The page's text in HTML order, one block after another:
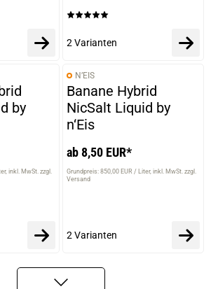
2 Varianten
VARIANTEN
by
inkl. MwSt. zzgl.
VARIANTEN
N’EIS
Banane Hybrid
NicSalt Liquid by
n‘Eis
ab 8,50 EUR*
Grundpreis: 850,00 EUR / Liter inkl. MwSt. zzgl.
Versand
2 Varianten